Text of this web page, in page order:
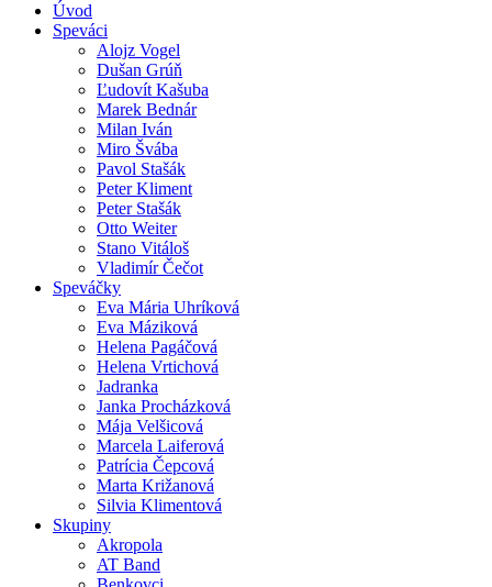
Úvod
Speváci
Alojz Vogel
Dušan Grúň
Ľudovít Kašuba
Marek Bednár
Milan Iván
Miro Švába
Pavol Stašák
Peter Kliment
Peter Stašák
Otto Weiter
Stano Vitáloš
Vladimír Čečot
Speváčky
Eva Mária Uhríková
Eva Máziková
Helena Pagáčová
Helena Vrtichová
Jadranka
Janka Procházková
Mája Velšicová
Marcela Laiferová
Patrícia Čepcová
Marta Križanová
Silvia Klimentová
Skupiny
Akropola
AT Band